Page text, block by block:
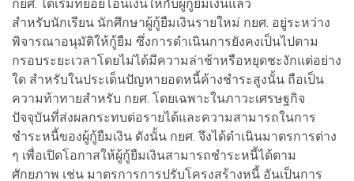
กยศ. ได้เริ่มทยอยโอนเงินให้กับผู้กู้ยืมเงินแล้ว
สำหรับนักเรียน นักศึกษาผู้กู้ยืมเงินรายใหม่ กยศ. อยู่ระหว่าง
พิจารณาอนุมัติให้กู้ยืม ซึ่งการดำเนินการยังคงเป็นไปตาม
กรอบระยะเวลาโดยไม่ได้มีความล่าช้าหรือหยุดชะงักแต่อย่าง
ใด สำหรับในประเด็นปัญหายอดหนี้ค้างชำระสูงนั้น ถือเป็น
ความท้าทายสำหรับ กยศ. โดยเฉพาะในภาวะเศรษฐกิจ
ปัจจุบันที่ส่งผลกระทบต่อรายได้และความสามารถในการ
ชำระหนี้ของผู้กู้ยืมเงิน ดังนั้น กยศ. จึงได้ดำเนินมาตรการต่าง
ๆ เพื่อเปิดโอกาสให้ผู้กู้ยืมเงินสามารถชำระหนี้ได้ตาม
ศักยภาพ เช่น มาตรการการปรับโครงสร้างหนี้ อันเป็นการ